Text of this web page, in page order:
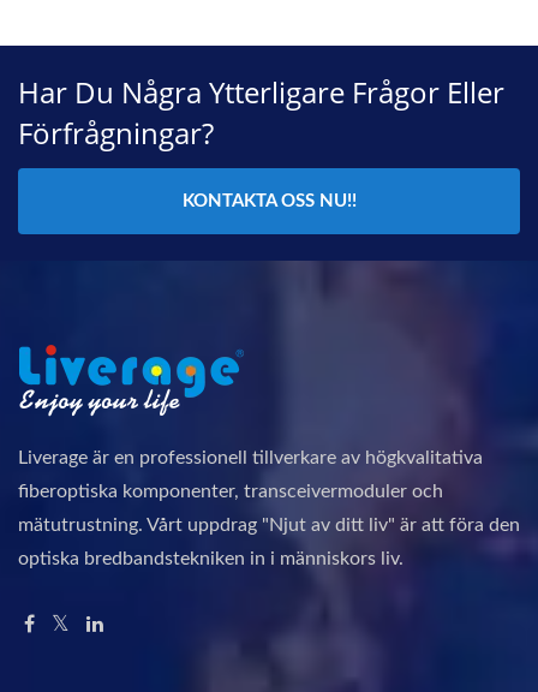
Har Du Några Ytterligare Frågor Eller
Förfrågningar?
KONTAKTA OSS NU!!
Liverage är en professionell tillverkare av högkvalitativa
fiberoptiska komponenter, transceivermoduler och
mätutrustning. Vårt uppdrag "Njut av ditt liv" är att föra den
optiska bredbandstekniken in i människors liv.